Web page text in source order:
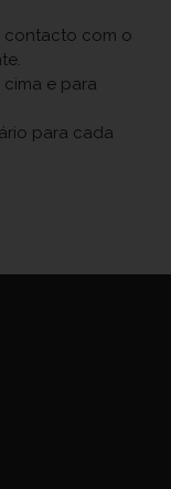
contacto com o
e para
para cada